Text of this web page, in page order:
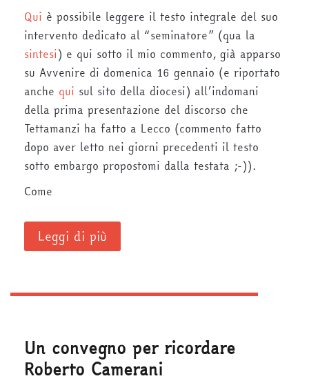
Qui è possibile leggere il testo integrale del suo
intervento dedicato al “seminatore” (qua la
sintesi) e qui sotto il mio commento, già apparso
su Avvenire di domenica 16 gennaio (e riportato
anche qui sul sito della diocesi) all’indomani
della prima presentazione del discorso che
Tettamanzi ha fatto a Lecco (commento fatto
dopo aver letto nei giorni precedenti il testo
sotto embargo propostomi dalla testata ;-)).
Come
Leggi di più
Un convegno per ricordare
Roberto Camerani